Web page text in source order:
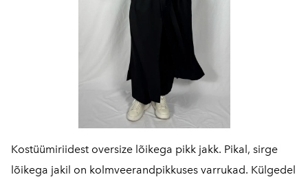
Kostüümiriidest oversize lõikega pikk jakk. Pikal, sirge
lõikega jakil on kolmveerandpikkuses varrukad. Külgedel